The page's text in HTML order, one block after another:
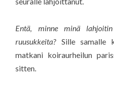
Entä, minne minä
ruusukkeita?Sille samalle
matkani koiraurheilun
sitten.